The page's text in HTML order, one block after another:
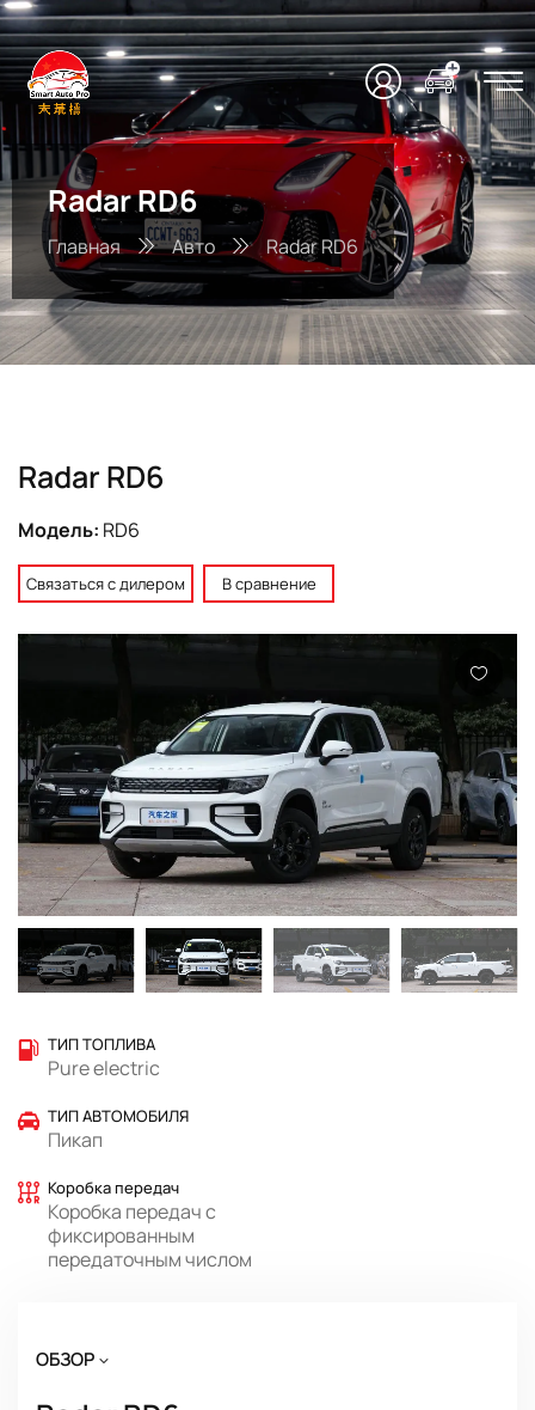
Radar RD6
Главная Авто Radar RD6
Radar RD6
Модель: RD6
Связаться с дилером В сравнение
ТИП ТОПЛИВА
Pure electric
ТИП АВТОМОБИЛЯ
Пикап
Коробка передач
Коробка передач с
фиксированным
передаточным числом
ОБЗОР